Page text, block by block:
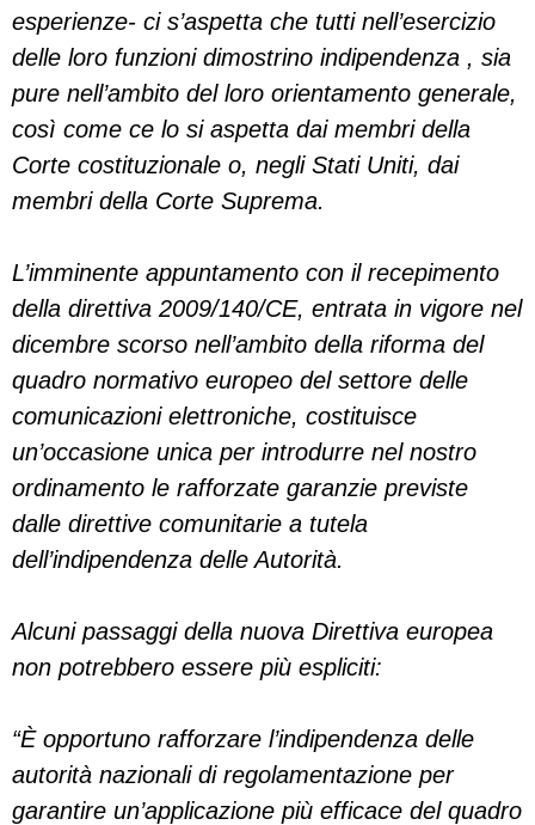
esperienze- ci s’aspetta che tutti nell’esercizio
delle loro funzioni dimostrino indipendenza , sia
pure nell’ambito del loro orientamento generale,
così come ce lo si aspetta dai membri della
Corte costituzionale o, negli Stati Uniti, dai
membri della Corte Suprema.
L’imminente appuntamento con il recepimento
della direttiva 2009/140/CE, entrata in vigore nel
dicembre scorso nell’ambito della riforma del
quadro normativo europeo del settore delle
comunicazioni elettroniche, costituisce
un’occasione unica per introdurre nel nostro
ordinamento le rafforzate garanzie previste
dalle direttive comunitarie a tutela
dell’indipendenza delle Autorità.
Alcuni passaggi della nuova Direttiva europea
non potrebbero essere più espliciti:
“È opportuno rafforzare l’indipendenza delle
autorità nazionali di regolamentazione per
garantire un’applicazione più efficace del quadro